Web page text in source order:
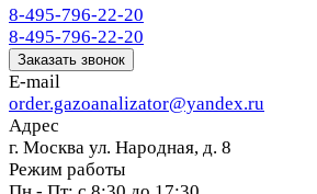
8-495-796-22-20
8-495-796-22-20
Заказать звонок
E-mail
order.gazoanalizator@yandex.ru
Адрес
г. Москва ул. Народная, д. 8
Режим работы